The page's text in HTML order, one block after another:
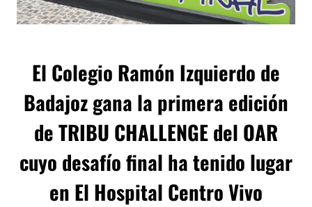
El Colegio Ramón Izquierdo de
Badajoz gana la primera edición
de TRIBU CHALLENGE del OAR
cuyo desafío final ha tenido lugar
en El Hospital Centro Vivo